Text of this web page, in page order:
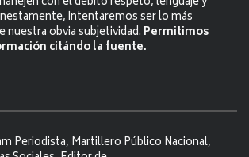
intentaremos ser lo más
obvia subjetividad. Permitimos
citándo la fuente.
Periodista, Martillero Público Nacional,